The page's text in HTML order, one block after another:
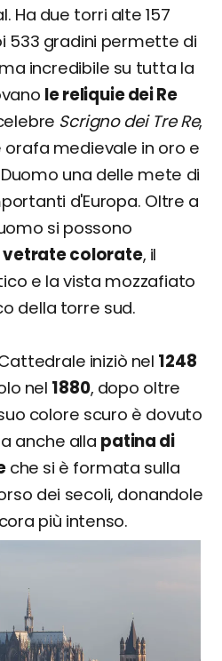
Ha due torri alte 157
533 gradini permette di
incredibile su tutta la
le reliquie dei Re
Scrigno dei Tre Re,
medievale in oro e
una delle mete di
d'Europa. Oltre a
si possono
vetrate colorate, il
e la vista mozzafiato
della torre sud.
iniziò nel 1248
nel 1880, dopo oltre
colore scuro è dovuto
anche alla patina di
che si è formata sulla
dei secoli, donandole
più intenso.